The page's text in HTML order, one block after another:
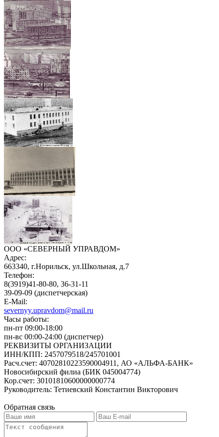
ООО «СЕВЕРНЫЙ УПРАВДОМ»
Адрес:
663340, г.Норильск, ул.Школьная, д.7
Телефон:
8(3919)41-80-80, 36-31-11
39-09-09 (диспетчерская)
E-Mail:
severnyy.upravdom@mail.ru
Часы работы:
пн-пт 09:00-18:00
пн-вс 00:00-24:00 (диспетчер)
РЕКВИЗИТЫ ОРГАНИЗАЦИИ
ИНН/КПП: 2457079518/245701001
Расч.счет: 40702810223590004911, АО «АЛЬФА-БАНК»
Новосибирский филиа (БИК 045004774)
Кор.счет: 30101810600000000774
Руководитель: Тетиевский Константин Викторович
Обратная связь